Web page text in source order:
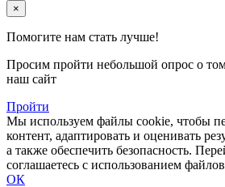
×
Помогите нам стать лучше!
Просим пройти небольшой опрос о
наш сайт
Пройти
Мы используем файлы cookie, чтобы
контент, адаптировать и оценивать
а также обеспечить безопасность.
соглашаетесь с использованием
ОК